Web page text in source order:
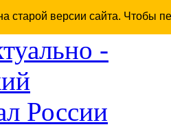
старой версии сайта. Чтобы
-
России